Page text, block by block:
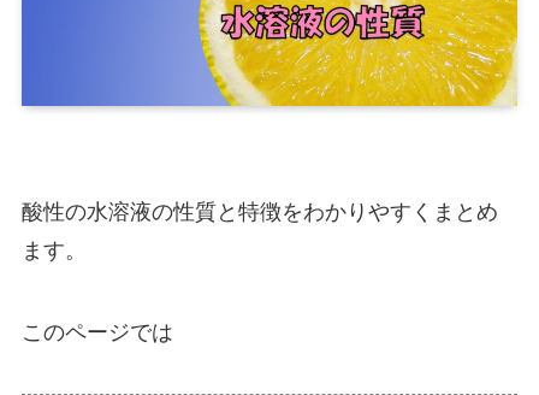
酸性の水溶液の性質と特徴をわかりやすくまとめ
ます。
このページでは